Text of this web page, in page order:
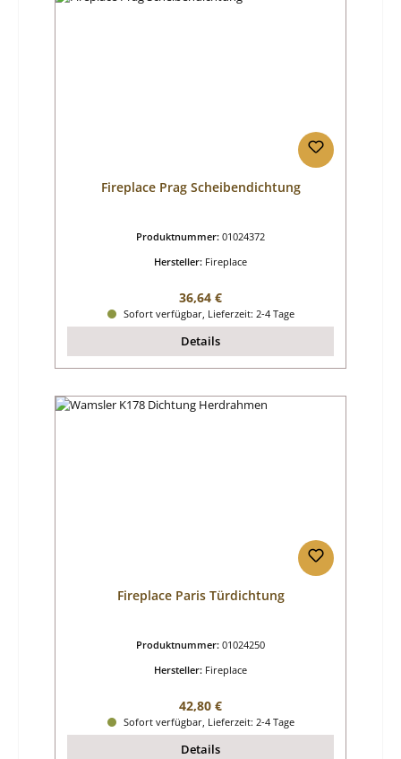
Fireplace Prag Scheibendichtung
Produktnummer: 01024372
Hersteller: Fireplace
Regulärer Preis:
36,64 €
Sofort verfügbar, Lieferzeit: 2-4 Tage
Details
Fireplace Paris Türdichtung
Produktnummer: 01024250
Hersteller: Fireplace
Regulärer Preis:
42,80 €
Sofort verfügbar, Lieferzeit: 2-4 Tage
Details